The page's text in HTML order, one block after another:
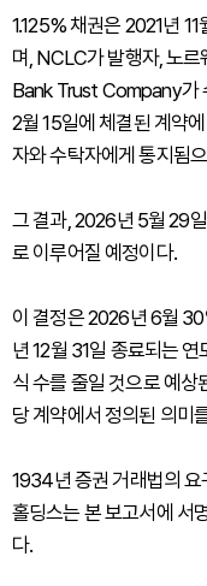
1.125% 채권은 2021년
며, NCLC가 발행자, 노르
Bank Trust Company가
2월 15일에 체결된 계약
자와 수탁자에게 통지됨
그 결과, 2026년 5월 29
로 이루어질 예정이다.
이 결정은 2026년 6월
년 12월 31일 종료되는
식 수를 줄일 것으로 예상
당 계약에서 정의된 의미
1934년 증권 거래법의 요
홀딩스는 본 보고서에 서
다.